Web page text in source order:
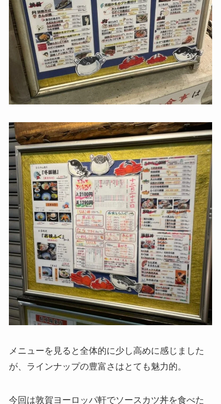
メニューを見ると全体的に少し高めに感じました
が、ラインナップの豊富さはとても魅力的。
今回は敦賀ヨーロッパ軒でソースカツ丼を食べた